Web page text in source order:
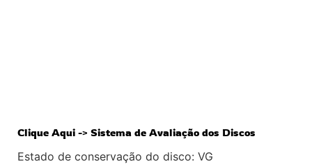
Clique Aqui -> Sistema de Avaliação dos Discos
Estado de conservação do disco: VG